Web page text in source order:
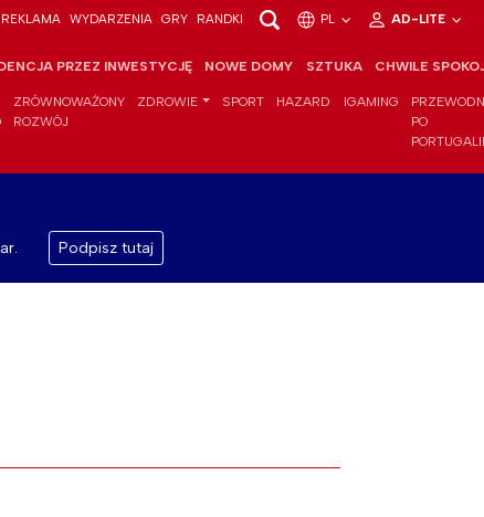
REKLAMA WYDARZENIA GRY RANDKI PL AD-LITE
PRZEZ INWESTYCJĘ NOWE DOMY SZTUKA CHWILE
ZRÓWNOWAŻONY
ROZWÓJ
ZDROWIE SPORT HAZARD IGAMING
PO
PORTUGALII
Podpisz tutaj